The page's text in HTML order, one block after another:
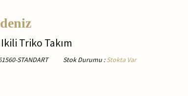
Triko Takım
STANDART Stok Durumu : Stokta Var